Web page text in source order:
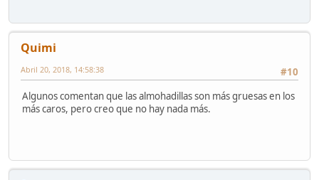
Quimi
#10
Abril 20, 2018, 14:58:38
Algunos comentan que las almohadillas son más gruesas en los
más caros, pero creo que no hay nada más.